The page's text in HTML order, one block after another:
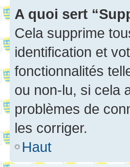
A quoi sert
Cela supprime
identification et
fonctionnalités
ou non-lu, si cela
problèmes de
les corriger.
Haut